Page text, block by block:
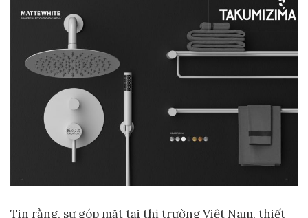
Tin rằng, sự góp mặt tại thị trường Việt Nam, thiết